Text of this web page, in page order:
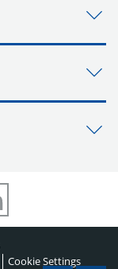
Cookie Settings